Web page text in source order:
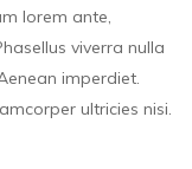
lorem ante,
viverra nulla
imperdiet.
ultricies nisi.